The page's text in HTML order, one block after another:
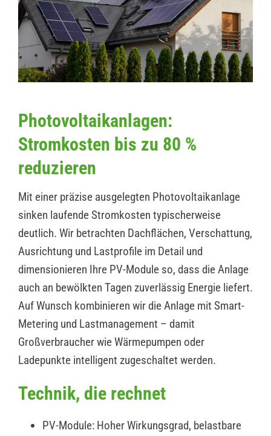
Photovoltaikanlagen:
Stromkosten bis zu 80 %
reduzieren
Mit einer präzise ausgelegten Photovoltaikanlage
sinken laufende Stromkosten typischerweise
deutlich. Wir betrachten Dachflächen, Verschattung,
Ausrichtung und Lastprofile im Detail und
dimensionieren Ihre PV-Module so, dass die Anlage
auch an bewölkten Tagen zuverlässig Energie liefert.
Auf Wunsch kombinieren wir die Anlage mit Smart-
Metering und Lastmanagement – damit
Großverbraucher wie Wärmepumpen oder
Ladepunkte intelligent zugeschaltet werden.
Technik, die rechnet
PV-Module: Hoher Wirkungsgrad, belastbare